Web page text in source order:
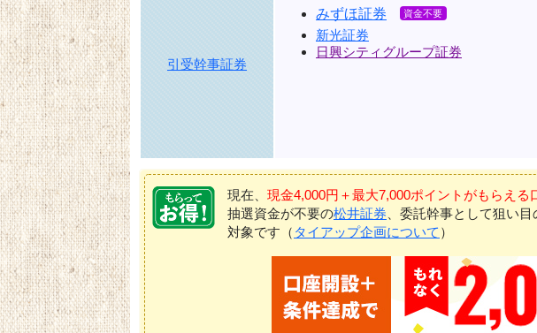
引受幹事証券
みずほ証券
新光証券
日興シティグループ証券
現在、 現金4,000円＋最大7,000ポイントがもらえる
抽選資金が不要の松井証券 、委託幹事として狙い目
対象です（ タイアップ企画について ）